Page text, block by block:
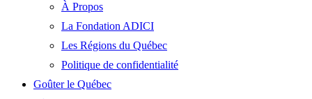
À Propos
La Fondation ADICI
Les Régions du Québec
Politique de confidentialité
Goûter le Québec